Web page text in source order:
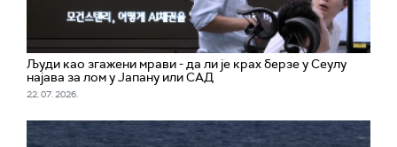
Људи као згажени мрави - да ли је крах берзе у Сеулу
најава за лом у Јапану или САД
22. 07. 2026.